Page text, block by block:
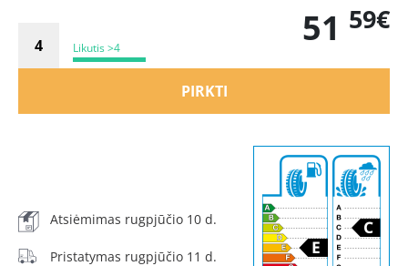
Likutis >4 51 59€
PIRKTI
Atsiėmimas rugpjūčio 10 d.
Pristatymas rugpjūčio 11 d.